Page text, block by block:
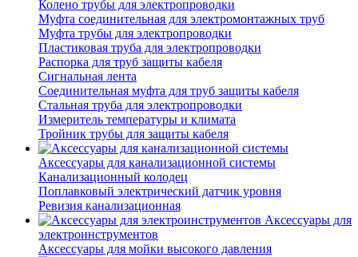
Колено трубы для электропроводки
Муфта соединительная для электромонтажных труб
Муфта трубы для электропроводки
Пластиковая труба для электропроводки
Распорка для труб защиты кабеля
Сигнальная лента
Соединительная муфта для труб защиты кабеля
Стальная труба для электропроводки
Измеритель температуры и климата
Тройник трубы для защиты кабеля
Аксессуары для канализационной системы
Канализационный колодец
Поплавковый электрический датчик уровня
Ревизия канализационная
Аксессуары для
электроинструментов
Аксессуары для мойки высокого давления